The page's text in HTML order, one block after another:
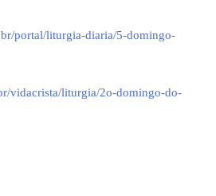
portal/liturgia-diaria/5-domingo-
vidacrista/liturgia/2o-domingo-do-